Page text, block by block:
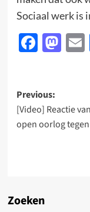
Sociaal werk is
Post
Previous:
[Video] Reactie
open oorlog
Zoeken